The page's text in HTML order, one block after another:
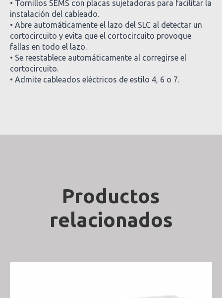
• Tornillos SEMS con placas sujetadoras para facilitar la
instalación del cableado.
• Abre automáticamente el lazo del SLC al detectar un
cortocircuito y evita que el cortocircuito provoque
fallas en todo el lazo.
• Se reestablece automáticamente al corregirse el
cortocircuito.
• Admite cableados eléctricos de estilo 4, 6 o 7.
Productos
relacionados